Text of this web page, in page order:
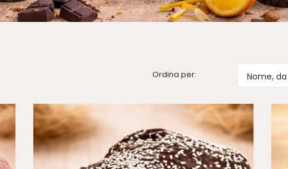
Ordina per: Nome, da